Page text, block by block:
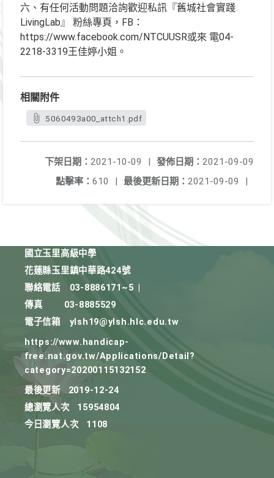
六、有任何活動問題洽詢歡迎私訊『舊城社會實踐
LivingLab』 粉絲專頁，FB：
https://www.facebook.com/NTCUUSR或來 電04-
2218-3319王佳婷小姐。
相關附件
5060493a00_attch1.pdf
發佈日期： 2021-09-09
下架日期： 2021-10-09
|
最後更新日期： 2021-09-09 |
點擊率： 610 |
國立玉里高級中學
花蓮縣玉里鎮中華路424號
聯絡電話
03-8886171~5
傳真
03-8885529
電子信箱
ylsh19@ylsh.hlc.edu.tw
https://www.handicap-
free.nat.gov.tw/Applications/Detail?
category=20200115132152
最後更新
2019-12-24
總瀏覽人次
15954804
今日瀏覽人次
1108